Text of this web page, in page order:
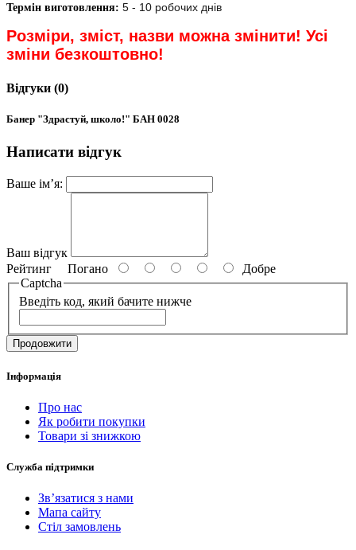
Термін виготовлення: 5 - 10 робочих днів
Розміри, зміст, назви можна змінити! Усі
зміни безкоштовно!
Відгуки (0)
Банер "Здрастуй, школо!" БАН 0028
Написати відгук
Ваше ім’я:
Ваш відгук
Рейтинг Погано
Добре
Captcha
Введіть код, який бачите нижче
Продовжити
Інформація
Про нас
Як робити покупки
Товари зі знижкою
Служба підтримки
Зв’язатися з нами
Мапа сайту
Стіл замовлень